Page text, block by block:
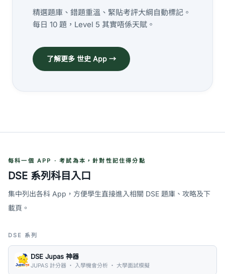
精選題庫、錯題重溫、緊貼考評大綱自動標記。
每日 10 題，Level 5 其實唔係天賦。
了解更多 世史 App →
每科一個 APP · 考試為本，針對性記住得分點
DSE 系列科目入口
集中列出各科 App，方便學生直接進入相關 DSE 題庫、攻略及下
載頁。
DSE 系列
DSE Jupas 神器
JUPAS 計分器 ・ 入學機會分析 ・ 大學面試模擬